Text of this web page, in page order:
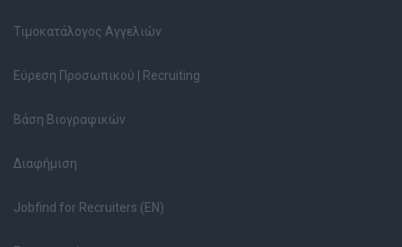
Τιμοκατάλογος Αγγελιών
Εύρεση Προσωπικού | Recruiting
Βάση Βιογραφικών
Διαφήμιση
Jobfind for Recruiters (EN)